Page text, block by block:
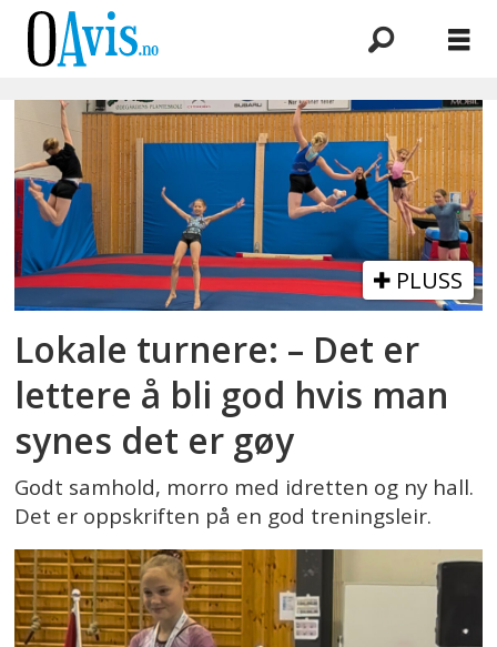
Emne:
turn
PLUSS
Lokale turnere: – Det er
lettere å bli god hvis man
synes det er gøy
Godt samhold, morro med idretten og ny hall.
Det er oppskriften på en god treningsleir.